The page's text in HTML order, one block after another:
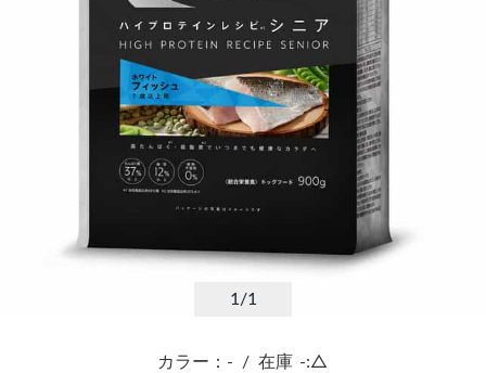
1/1
カラー：- / 在庫 -:△